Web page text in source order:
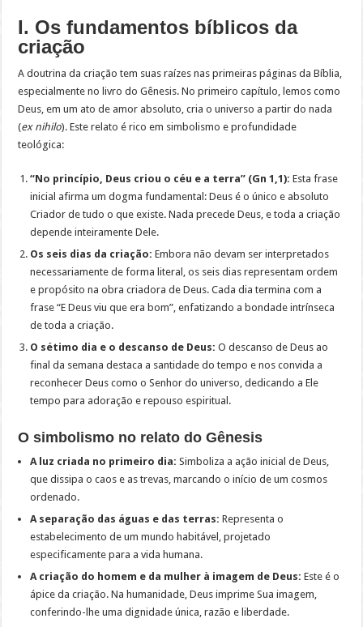
I. Os fundamentos bíblicos da
criação
A doutrina da criação tem suas raízes nas primeiras páginas da Bíblia,
especialmente no livro do Gênesis. No primeiro capítulo, lemos como
Deus, em um ato de amor absoluto, cria o universo a partir do nada
(ex nihilo). Este relato é rico em simbolismo e profundidade
teológica:
“No princípio, Deus criou o céu e a terra” (Gn 1,1): Esta frase
inicial afirma um dogma fundamental: Deus é o único e absoluto
Criador de tudo o que existe. Nada precede Deus, e toda a criação
depende inteiramente Dele.
Os seis dias da criação: Embora não devam ser interpretados
necessariamente de forma literal, os seis dias representam ordem
e propósito na obra criadora de Deus. Cada dia termina com a
frase “E Deus viu que era bom”, enfatizando a bondade intrínseca
de toda a criação.
O sétimo dia e o descanso de Deus: O descanso de Deus ao
final da semana destaca a santidade do tempo e nos convida a
reconhecer Deus como o Senhor do universo, dedicando a Ele
tempo para adoração e repouso espiritual.
O simbolismo no relato do Gênesis
A luz criada no primeiro dia: Simboliza a ação inicial de Deus,
que dissipa o caos e as trevas, marcando o início de um cosmos
ordenado.
A separação das águas e das terras: Representa o
estabelecimento de um mundo habitável, projetado
especificamente para a vida humana.
A criação do homem e da mulher à imagem de Deus: Este é o
ápice da criação. Na humanidade, Deus imprime Sua imagem,
conferindo-lhe uma dignidade única, razão e liberdade.